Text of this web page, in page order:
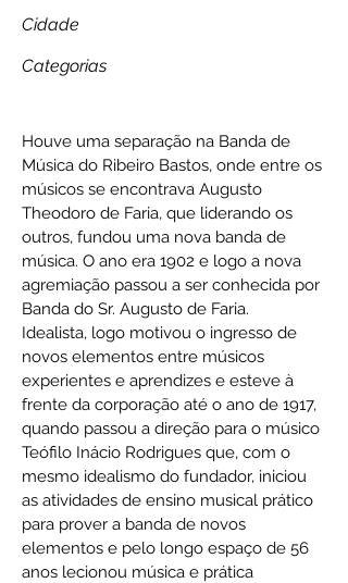
Cidade
Categorias
Houve uma separação na Banda de
Música do Ribeiro Bastos, onde entre os
músicos se encontrava Augusto
Theodoro de Faria, que liderando os
outros, fundou uma nova banda de
música. O ano era 1902 e logo a nova
agremiação passou a ser conhecida por
Banda do Sr. Augusto de Faria.
Idealista, logo motivou o ingresso de
novos elementos entre músicos
experientes e aprendizes e esteve à
frente da corporação até o ano de 1917,
quando passou a direção para o músico
Teófilo Inácio Rodrigues que, com o
mesmo idealismo do fundador, iniciou
as atividades de ensino musical prático
para prover a banda de novos
elementos e pelo longo espaço de 56
anos lecionou música e prática